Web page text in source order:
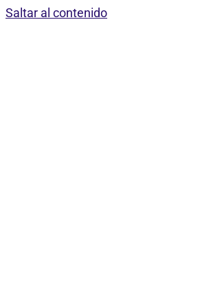
Saltar al contenido